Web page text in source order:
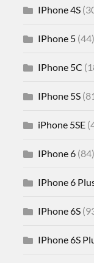
IPhone 4S
IPhone 5 (44)
IPhone 5C
IPhone 5S
iPhone 5SE
IPhone 6 (84)
IPhone 6
IPhone 6S
IPhone 6S